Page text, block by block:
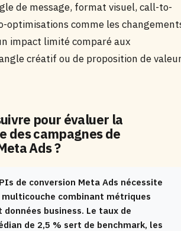
de message, format visuel, call-to-
optimisations comme les
impact limité comparé aux
créatif ou de proposition de
pour évaluer la
des campagnes de
Ads ?
de conversion Meta Ads nécessite
multicouche combinant métriques
business. Le taux de
de 2,5 % sert de benchmark, les